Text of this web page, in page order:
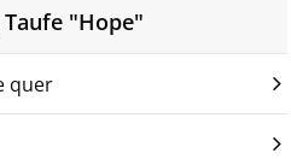
"Hope"
quer